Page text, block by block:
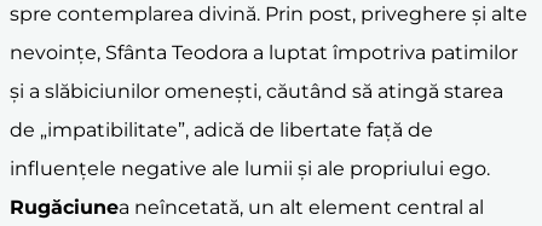
spre contemplarea divină. Prin post, priveghere și alte
nevoințe, Sfânta Teodora a luptat împotriva patimilor
și a slăbiciunilor omenești, căutând să atingă starea
de „impatibilitate”, adică de libertate față de
influențele negative ale lumii și ale propriului ego.
Rugăciunea neîncetată, un alt element central al